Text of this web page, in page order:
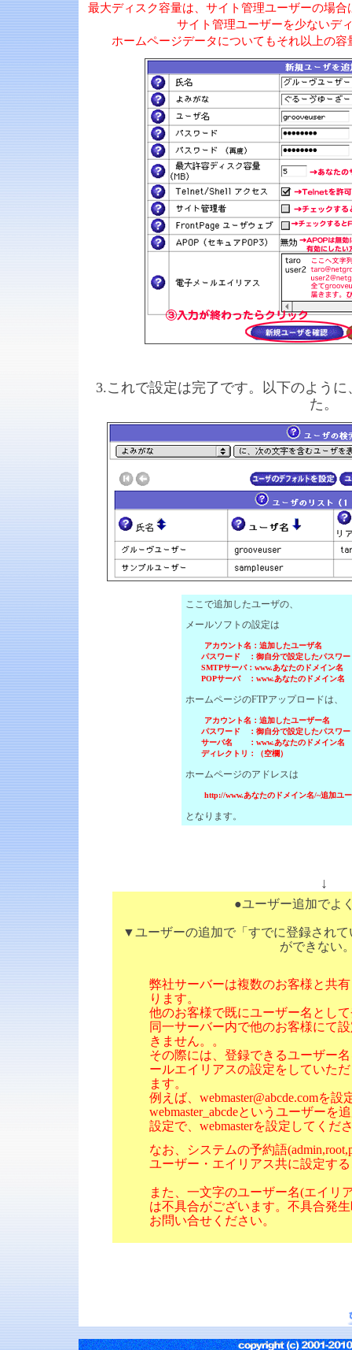
最大ディスク容量は、サイト管理ユーザーの場
サイト管理ユーザーを少ないデ
ホームページデータについてもそれ以上の
3.これで設定は完了です。以下のように
た。
ここで追加したユーザの、
メールソフトの設定は
アカウント名：追加したユーザ名
パスワード ：御自分で設定したパスワー
SMTPサーバ：www.あなたのドメイン名
POPサーバ ：www.あなたのドメイン名
ホームページのFTPアップロードは、
アカウント名：追加したユーザー名
パスワード ：御自分で設定したパスワー
サーバ名 ：www.あなたのドメイン名
ディレクトリ：（空欄）
ホームページのアドレスは
http://www.あなたのドメイン名/~追加ユ
となります。
↓
●ユーザー追加でよ
▼ユーザーの追加で「すでに登録され
ができない
弊社サーバーは複数のお客様と共
ります。
他のお客様で既にユーザー名とし
同一サーバー内で他のお客様にて
きません。。
その際には、登録できるユーザー
ールエイリアスの設定をしていた
ます。
例えば、webmaster@abcde.comを設
webmaster_abcdeというユーザーを
設定で、webmasterを設定してくだ
なお、システムの予約語
ユーザー・エイリアス共に設定す
また、一文字のユーザー名(エイリ
は不具合がございます。不具合発
お問い合せください。